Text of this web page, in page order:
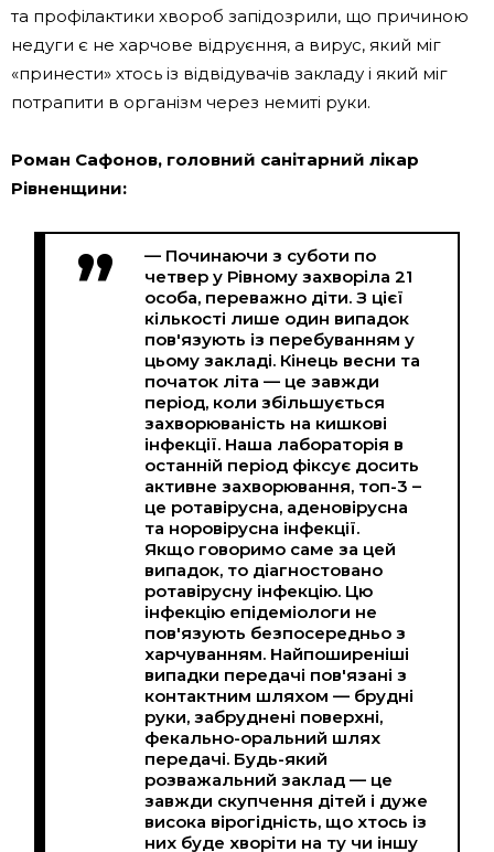
та профілактики хвороб запідозрили, що причиною
недуги є не харчове відруєння, а вирус, який міг
«принести» хтось із відвідувачів закладу і який міг
потрапити в організм через немиті руки.
Роман Сафонов, головний санітарний лікар
Рівненщини:
— Починаючи з суботи по
четвер у Рівному захворіла 21
особа, переважно діти. З цієї
кількості лише один випадок
пов'язують із перебуванням у
цьому закладі. Кінець весни та
початок літа — це завжди
період, коли збільшується
захворюваність на кишкові
інфекції. Наша лабораторія в
останній період фіксує досить
активне захворювання, топ-3 –
це ротавірусна, аденовірусна
та норовірусна інфекції.
Якщо говоримо саме за цей
випадок, то діагностовано
ротавірусну інфекцію. Цю
інфекцію епідеміологи не
пов'язують безпосередньо з
харчуванням. Найпоширеніші
випадки передачі пов'язані з
контактним шляхом — брудні
руки, забруднені поверхні,
фекально-оральний шлях
передачі. Будь-який
розважальний заклад — це
завжди скупчення дітей і дуже
висока вірогідність, що хтось із
них буде хворіти на ту чи іншу